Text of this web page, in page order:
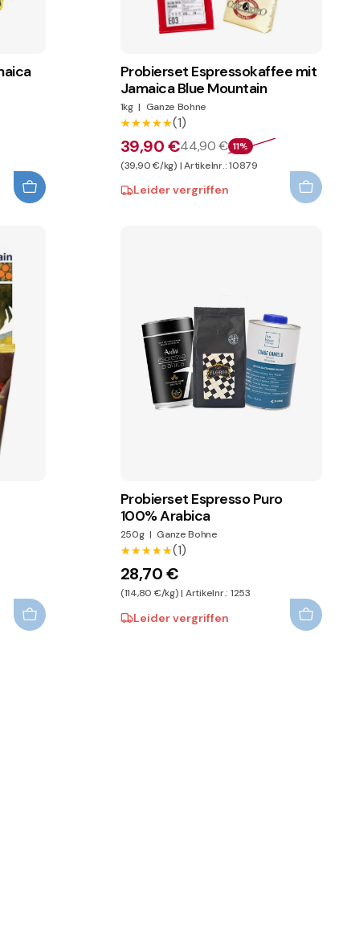
Probierset Espressokaffee mit
Jamaica Blue Mountain
1kg | Ganze Bohne
★★★★★
★★★★★(1)
39,90 €44,90 € 11%
(39,90 €/kg) | Artikelnr.: 10879
Leider vergriffen
Probierset Espresso Puro
100% Arabica
250g | Ganze Bohne
★★★★★
★★★★★(1)
28,70 €
(114,80 €/kg) | Artikelnr.: 1253
Leider vergriffen